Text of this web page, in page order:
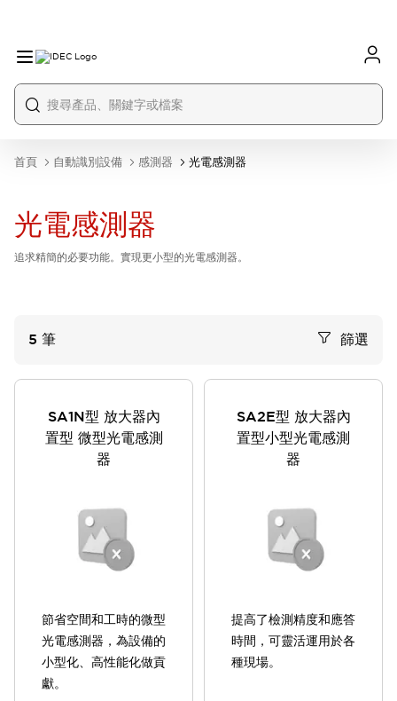
首頁 自動識別設備 感測器 光電感測器
光電感測器
追求精簡的必要功能。實現更小型的光電感測器。
5 筆 篩選
SA1N型 放大器內
置型 微型光電感測
器
節省空間和工時的微型
光電感測器，為設備的
小型化、高性能化做貢
獻。
SA2E型 放大器內
置型小型光電感測
器
提高了檢測精度和應答
時間，可靈活運用於各
種現場。